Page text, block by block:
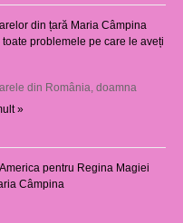
din țară Maria Câmpina
problemele pe care le aveți
din România, doamna
»
pentru Regina Magiei
Câmpina